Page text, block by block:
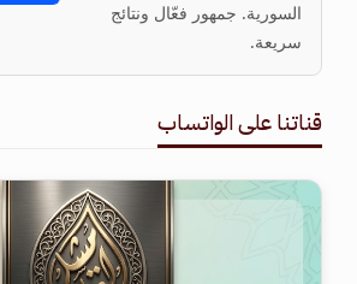
السورية. جمهور فعّال ونتائج
سريعة.
قناتنا على الواتساب